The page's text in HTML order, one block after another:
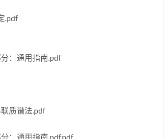
.pdf
：通用指南.pdf
质谱法.pdf
：通用指南.pdf.pdf